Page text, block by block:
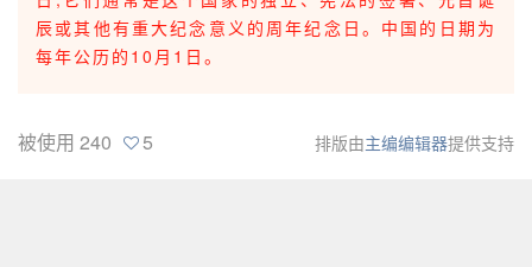
辰或其他有重大纪念意义的周年纪念日。中国的日期为
每年公历的10月1日。
被使用 240 5 排版由主编编辑器提供支持